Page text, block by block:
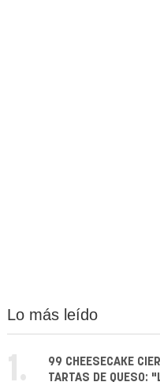
Lo más leído
1.
99 CHEESECAKE
TARTAS DE QUESO: